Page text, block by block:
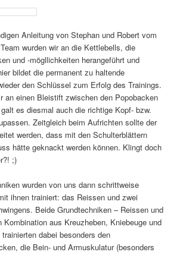
Anleitung von Stephan und Robert vom
wurden wir an die Kettlebells, die
und -mögllichkeiten herangeführt und
bildet die permanent zu haltende
den Schlüssel zum Erfolg des Trainings.
an einen Bleistift zwischen den Popobacken
es diesmal auch die richtige Kopf- bzw.
Zeitgleich beim Aufrichten sollte der
werden, dass mit den Schulterblättern
hätte geknackt werden können. Klingt doch
;)
wurden von uns dann schrittweise
ihnen trainiert: das Reissen und zwei
Beide Grundtechniken – Reissen und
Kombination aus Kreuzheben, Kniebeuge und
dabei besonders den
die Bein- und Armuskulatur (besonders